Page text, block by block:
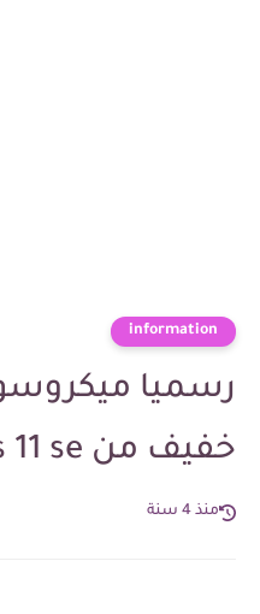
information
رسميا
خفيف من windows 11 se
منذ 4 سنة